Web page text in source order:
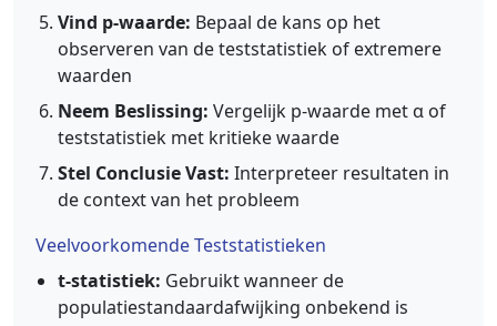
Vind p-waarde: Bepaal de kans op het
observeren van de teststatistiek of extremere
waarden
Neem Beslissing: Vergelijk p-waarde met α of
teststatistiek met kritieke waarde
Stel Conclusie Vast: Interpreteer resultaten in
de context van het probleem
Veelvoorkomende Teststatistieken
t-statistiek: Gebruikt wanneer de
populatiestandaardafwijking onbekend is